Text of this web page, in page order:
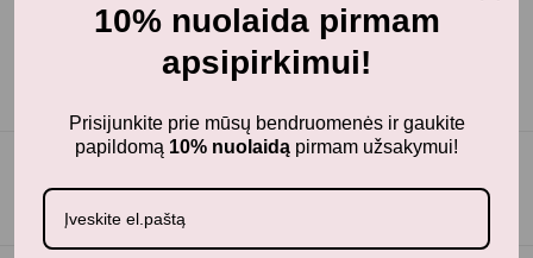
10% nuolaida pirmam
apsipirkimui!
Prisijunkite prie mūsų bendruomenės ir gaukite
papildomą 10% nuolaidą pirmam užsakymui!